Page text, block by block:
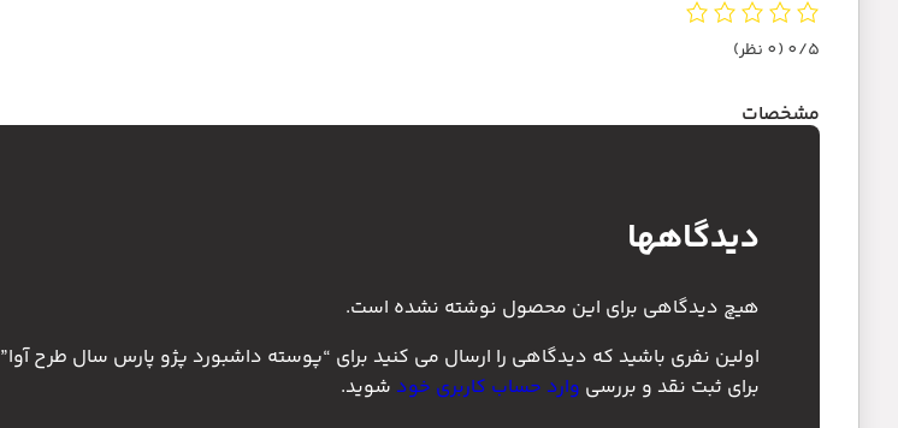
0/5 (0 نظر)
مشخصات
دیدگاهها
هیچ دیدگاهی برای این محصول نوشته نشده است.
اولین نفری باشید که دیدگاهی را ارسال می کنید برای “پوسته داشبورد پژو پارس سال طرح آوا”
برای ثبت نقد و بررسی وارد حساب کاربری خود شوید.